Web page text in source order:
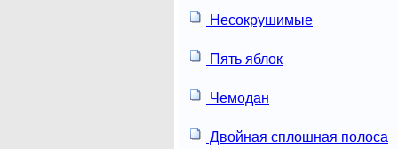
Несокрушимые
Пять яблок
Чемодан
Двойная сплошная полоса